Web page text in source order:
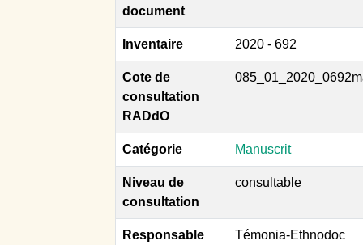
document
Inventaire 2020 - 692
Cote de
consultation
RADdO
Catégorie Manuscrit
Niveau de
consultation
consultable
Responsable
Témonia-Ethnodoc